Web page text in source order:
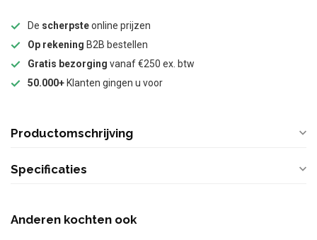
De scherpsteonline prijzen
Op rekening B2B bestellen
Gratis bezorging vanaf €250 ex. btw
50.000+ Klanten gingen u voor
Productomschrijving
Specificaties
Anderen kochten ook